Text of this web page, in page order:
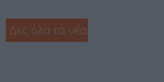
Δες όλα τα νέα